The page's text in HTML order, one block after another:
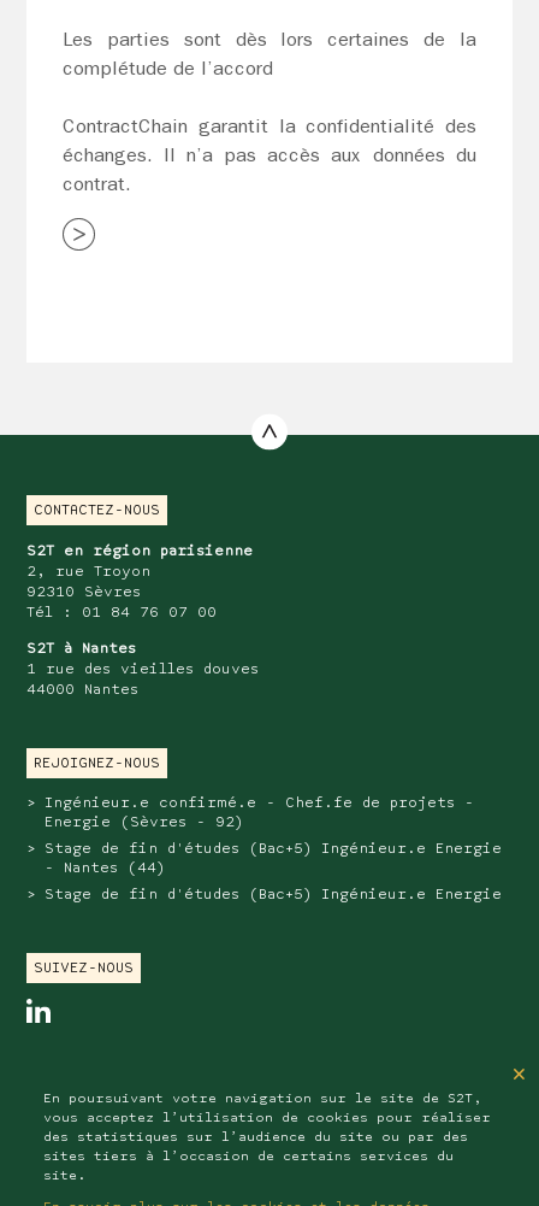
Les parties sont dès lors certaines de la
complétude de l’accord
ContractChain garantit la confidentialité des
échanges. Il n’a pas accès aux données du
contrat.
CONTACTEZ-NOUS
S2T en région parisienne
2, rue Troyon
92310 Sèvres
Tél : 01 84 76 07 00
S2T à Nantes
1 rue des vieilles douves
44000 Nantes
REJOIGNEZ-NOUS
Ingénieur.e confirmé.e - Chef.fe de projets -
Energie (Sèvres - 92)
Stage de fin d'études (Bac+5) Ingénieur.e Energie
- Nantes (44)
Stage de fin d'études (Bac+5) Ingénieur.e Energie
SUIVEZ-NOUS
linkedin
APE : 7112B
Mentions légales Données personnelles
En poursuivant votre navigation sur le site de S2T,
vous acceptez l’utilisation de cookies pour réaliser
des statistiques sur l’audience du site ou par des
sites tiers à l’occasion de certains services du
site.
×